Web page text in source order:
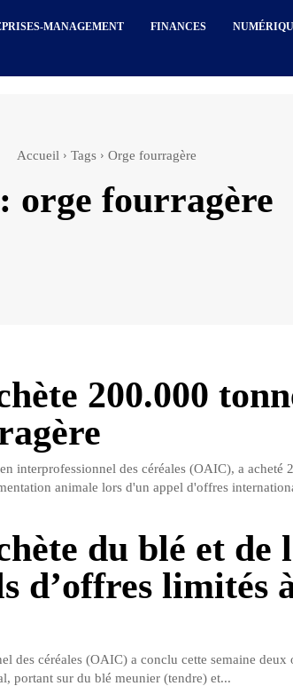
MANAGEMENT FINANCES
Accueil Tags Orge fourragère
orge fourragère
200.000
interprofessionnel des céréales (OAIC), a acheté
animale lors d'un appel d'offres
du blé et de
d’offres limités
des céréales (OAIC) a conclu cette semaine deux
portant sur du blé meunier (tendre) et...